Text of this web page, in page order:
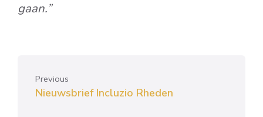
gaan.”
Previous
Nieuwsbrief Incluzio Rheden